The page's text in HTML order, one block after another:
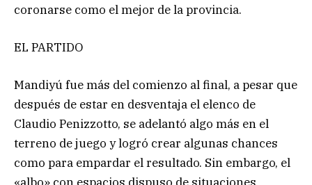
coronarse como el mejor de la provincia.
EL PARTIDO
Mandiyú fue más del comienzo al final, a pesar que
después de estar en desventaja el elenco de
Claudio Penizzotto, se adelantó algo más en el
terreno de juego y logró crear algunas chances
como para empardar el resultado. Sin embargo, el